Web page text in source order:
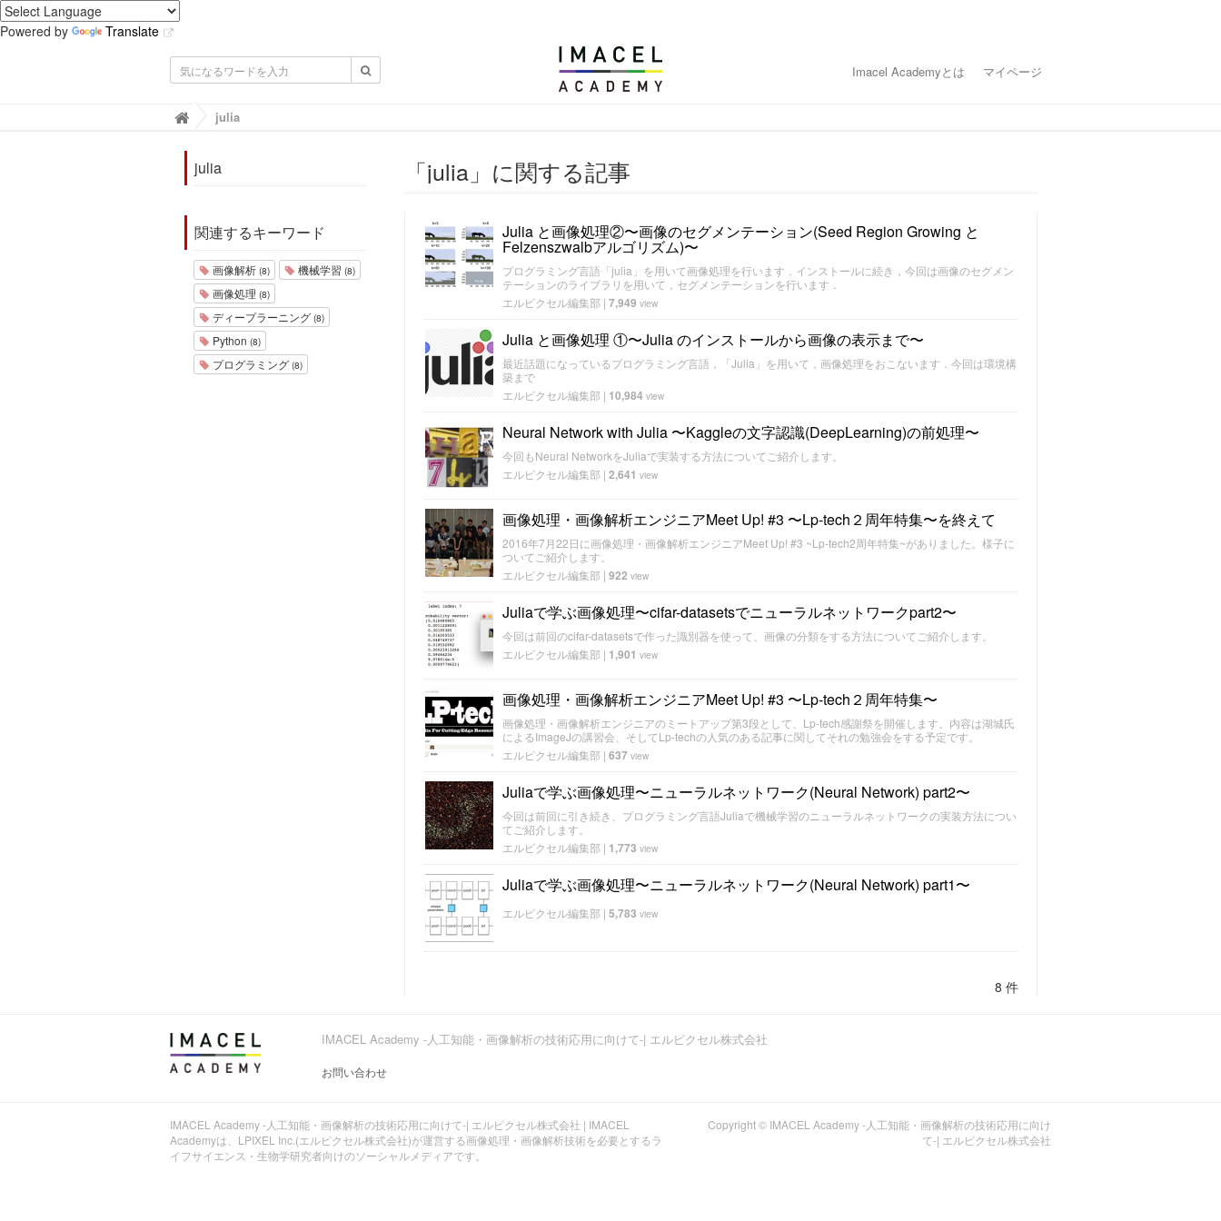
Powered by Translate
Imacel Academyとは マイページ
IMACEL Academy -人工知能・画像解析の技術応用に向けて-| エルピクセル株式会社
julia
julia
関連するキーワード
画像解析 (8) 機械学習 (8)
画像処理 (8)
ディープラーニング (8)
Python (8)
プログラミング (8)
「julia」に関する記事
Julia と画像処理②〜画像のセグメンテーション(Seed Region Growing と
Felzenszwalbアルゴリズム)〜
プログラミング言語「julia」を用いて画像処理を行います．インストールに続き，今回は画像のセグメン
テーションのライブラリを用いて，セグメンテーションを行います．
エルピクセル編集部 | 7,949 view
Julia と画像処理 ①〜Julia のインストールから画像の表示まで〜
最近話題になっているプログラミング言語，「Julia」を用いて，画像処理をおこないます．今回は環境構
築まで
エルピクセル編集部 | 10,984 view
Neural Network with Julia 〜Kaggleの文字認識(DeepLearning)の前処理〜
今回もNeural NetworkをJuliaで実装する方法についてご紹介します。
エルピクセル編集部 | 2,641 view
画像処理・画像解析エンジニアMeet Up! #3 〜Lp-tech２周年特集〜を終えて
2016年7月22日に画像処理・画像解析エンジニアMeet Up! #3 ~Lp-tech2周年特集~がありました。様子に
ついてご紹介します。
エルピクセル編集部 | 922 view
Juliaで学ぶ画像処理〜cifar-datasetsでニューラルネットワークpart2〜
今回は前回のcifar-datasetsで作った識別器を使って、画像の分類をする方法についてご紹介します。
エルピクセル編集部 | 1,901 view
画像処理・画像解析エンジニアMeet Up! #3 〜Lp-tech２周年特集〜
画像処理・画像解析エンジニアのミートアップ第3段として、Lp-tech感謝祭を開催します。内容は湖城氏
によるImageJの講習会、そしてLp-techの人気のある記事に関してそれの勉強会をする予定です。
エルピクセル編集部 | 637 view
Juliaで学ぶ画像処理〜ニューラルネットワーク(Neural Network) part2〜
今回は前回に引き続き、プログラミング言語Juliaで機械学習のニューラルネットワークの実装方法につい
てご紹介します。
エルピクセル編集部 | 1,773 view
Juliaで学ぶ画像処理〜ニューラルネットワーク(Neural Network) part1〜
エルピクセル編集部 | 5,783 view
8 件
IMACEL Academy -人工知能・画像解析の技術応用に向けて-| エルピクセル株式会社
お問い合わせ
IMACEL Academy -人工知能・画像解析の技術応用に向けて-| エルピクセル株式会社 | IMACEL
Academyは、LPIXEL Inc.(エルピクセル株式会社)が運営する画像処理・画像解析技術を必要とするラ
イフサイエンス・生物学研究者向けのソーシャルメディアです。
Copyright © IMACEL Academy -人工知能・画像解析の技術応用に向け
て-| エルピクセル株式会社